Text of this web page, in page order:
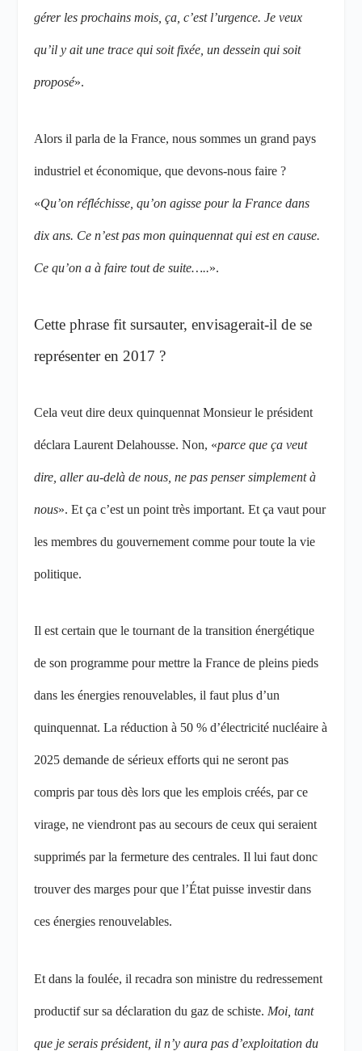
gérer les prochains mois, ça, c’est l’urgence. Je veux
qu’il y ait une trace qui soit fixée, un dessein qui soit
proposé».
Alors il parla de la France, nous sommes un grand pays
industriel et économique, que devons-nous faire ?
«Qu’on réfléchisse, qu’on agisse pour la France dans
dix ans. Ce n’est pas mon quinquennat qui est en cause.
Ce qu’on a à faire tout de suite…..».
Cette phrase fit sursauter, envisagerait-il de se
représenter en 2017 ?
Cela veut dire deux quinquennat Monsieur le président
déclara Laurent Delahousse. Non, «parce que ça veut
dire, aller au-delà de nous, ne pas penser simplement à
nous». Et ça c’est un point très important. Et ça vaut pour
les membres du gouvernement comme pour toute la vie
politique.
Il est certain que le tournant de la transition énergétique
de son programme pour mettre la France de pleins pieds
dans les énergies renouvelables, il faut plus d’un
quinquennat. La réduction à 50 % d’électricité nucléaire à
2025 demande de sérieux efforts qui ne seront pas
compris par tous dès lors que les emplois créés, par ce
virage, ne viendront pas au secours de ceux qui seraient
supprimés par la fermeture des centrales. Il lui faut donc
trouver des marges pour que l’État puisse investir dans
ces énergies renouvelables.
Et dans la foulée, il recadra son ministre du redressement
productif sur sa déclaration du gaz de schiste. Moi, tant
que je serais président, il n’y aura pas d’exploitation du